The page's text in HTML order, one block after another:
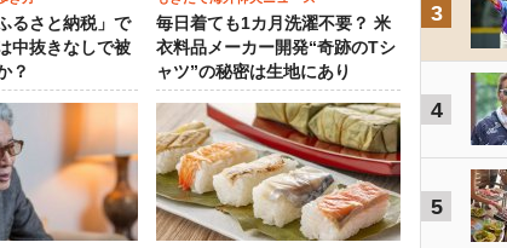
るさと納税」で
中抜きなしで被
？
毎日着ても1カ月洗濯不要？ 米
衣料品メーカー開発“奇跡のTシ
ャツ”の秘密は生地にあり
3
4
5